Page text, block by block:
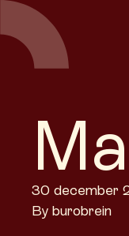
30 december
By burobrein